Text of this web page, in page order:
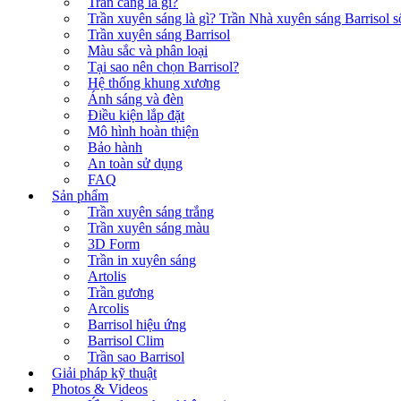
Trần xuyên sáng là gì? Trần Nhà xuyên sáng Barrisol
Trần xuyên sáng Barrisol
Màu sắc và phân loại
Tại sao nên chọn Barrisol?
Hệ thống khung xương
Ánh sáng và đèn
Điều kiện lắp đặt
Mô hình hoàn thiện
Bảo hành
An toàn sử dụng
FAQ
Sản phẩm
Trần xuyên sáng trắng
Trần xuyên sáng màu
3D Form
Trần in xuyên sáng
Artolis
Trần gương
Arcolis
Barrisol hiệu ứng
Barrisol Clim
Trần sao Barrisol
Giải pháp kỹ thuật
Photos & Videos